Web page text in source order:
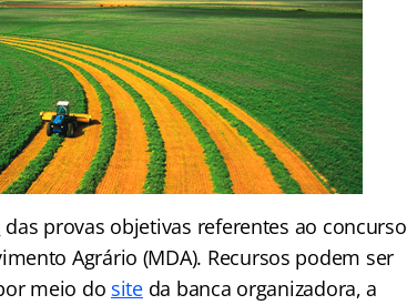
das provas objetivas referentes ao concurso
Agrário (MDA). Recursos podem ser
meio do siteda banca organizadora, a